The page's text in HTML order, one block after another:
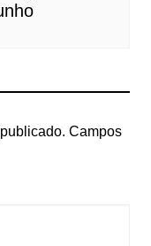
Campos